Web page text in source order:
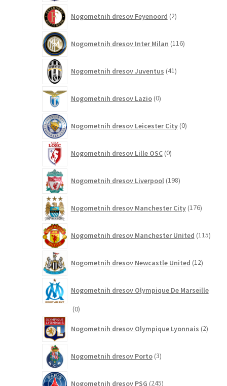
Nogometnih dresov Feyenoord 2izdelka
Nogometnih dresov Inter Milan 116izdelkov
Nogometnih dresov Juventus 41izdelkov
Nogometnih dresov Lazio 0izdelkov
Nogometnih dresov Leicester City 0izdelkov
Nogometnih dresov Lille OSC 0izdelkov
Nogometnih dresov Liverpool 198izdelkov
Nogometnih dresov Manchester City 176izdelkov
Nogometnih dresov Manchester United 115
Nogometnih dresov Newcastle United 12izdelkov
Nogometnih dresov Olympique De Marseille
00
Nogometnih dresov Olympique Lyonnais 2izdelka
Nogometnih dresov Porto 3izdelki
Nogometnih dresov PSG 245